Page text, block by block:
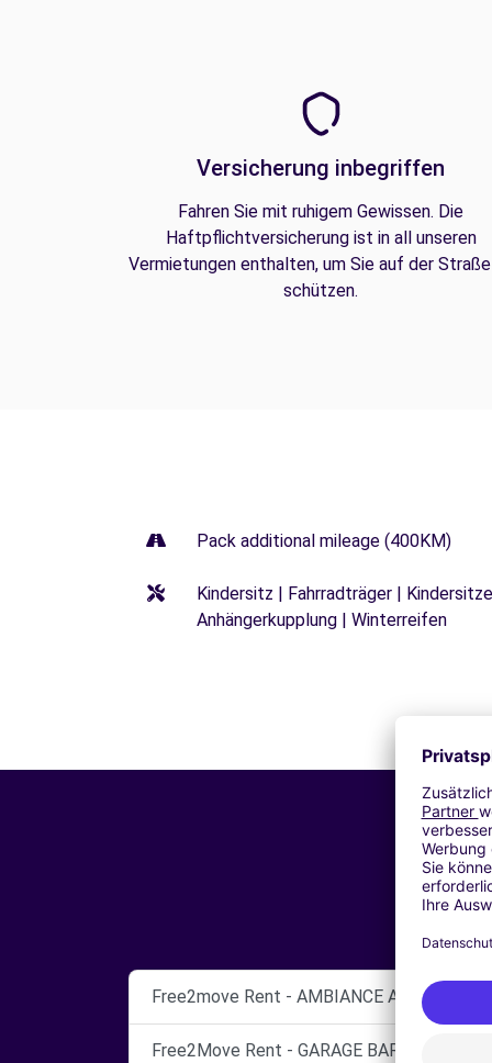
Versicherung inbegriffen
Fahren Sie mit ruhigem Gewissen. Die
Haftpflichtversicherung ist in all unseren
Vermietungen enthalten, um Sie auf der
schützen.
Pack additional mileage (400KM)
Kindersitz | Fahrradträger |
Anhängerkupplung | Winterreifen
Free2move Rent - AMBIANCE
Free2Move Rent - GARAGE BARRET SARL